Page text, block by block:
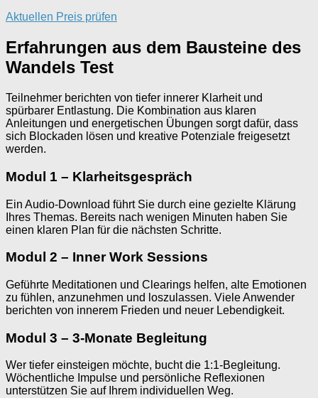
Aktuellen Preis prüfen
Erfahrungen aus dem Bausteine des
Wandels Test
Teilnehmer berichten von tiefer innerer Klarheit und
spürbarer Entlastung. Die Kombination aus klaren
Anleitungen und energetischen Übungen sorgt dafür, dass
sich Blockaden lösen und kreative Potenziale freigesetzt
werden.
Modul 1 – Klarheitsgespräch
Ein Audio-Download führt Sie durch eine gezielte Klärung
Ihres Themas. Bereits nach wenigen Minuten haben Sie
einen klaren Plan für die nächsten Schritte.
Modul 2 – Inner Work Sessions
Geführte Meditationen und Clearings helfen, alte Emotionen
zu fühlen, anzunehmen und loszulassen. Viele Anwender
berichten von innerem Frieden und neuer Lebendigkeit.
Modul 3 – 3-Monate Begleitung
Wer tiefer einsteigen möchte, bucht die 1:1-Begleitung.
Wöchentliche Impulse und persönliche Reflexionen
unterstützen Sie auf Ihrem individuellen Weg.